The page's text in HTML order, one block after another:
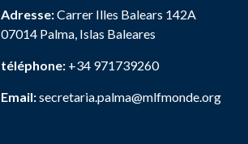
Adresse:Carrer Illes Balears 142A
07014 Palma, Islas Baleares
téléphone: +34 971739260
Email:secretaria.palma@mlfmonde.org